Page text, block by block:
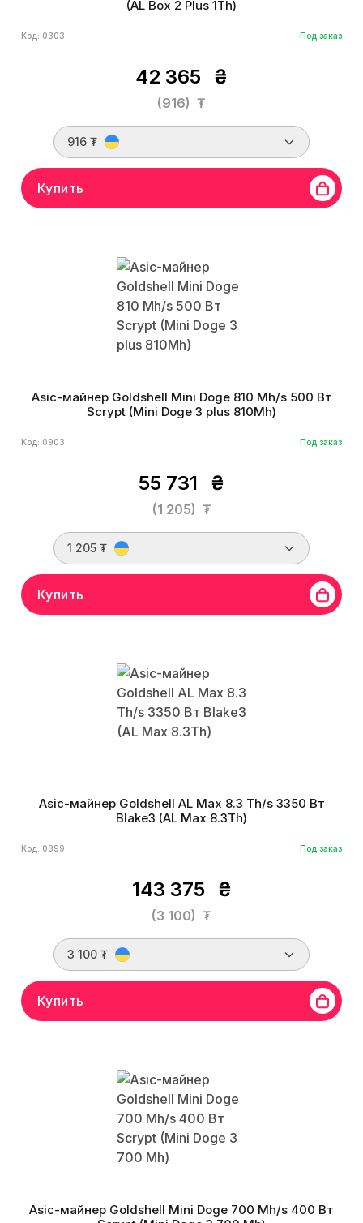
(AL Box 2 Plus 1Th)
Код: 0303 Под заказ
42 365 ₴
(916) ₮
916 ₮
Купить
Asic-майнер Goldshell Mini Doge 810 Mh/s 500 Вт
Scrypt (Mini Doge 3 plus 810Mh)
Код: 0903 Под заказ
55 731 ₴
(1 205) ₮
1 205 ₮
Купить
Asic-майнер Goldshell AL Max 8.3 Th/s 3350 Вт
Blake3 (AL Max 8.3Th)
Код: 0899 Под заказ
143 375 ₴
(3 100) ₮
3 100 ₮
Купить
Asic-майнер Goldshell Mini Doge 700 Mh/s 400 Вт